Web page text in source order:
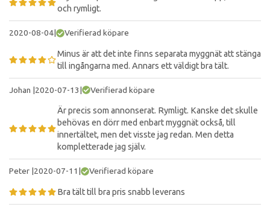
och rymligt.
2020-08-04| Verifierad köpare
Minus är att det inte finns separata myggnät att stänga
till ingångarna med. Annars ett väldigt bra tält.
Johan |2020-07-13 | Verifierad köpare
Är precis som annonserat. Rymligt. Kanske det skulle
behövas en dörr med enbart myggnät också, till
innertältet, men det visste jag redan. Men detta
kompletterade jag själv.
Peter |2020-07-11 | Verifierad köpare
Bra tält till bra pris snabb leverans